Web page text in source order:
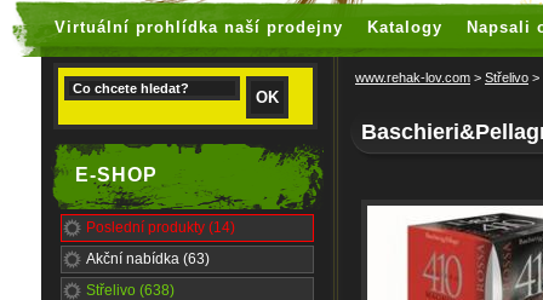
Virtuální prohlídka naší prodejny Katalogy Napsali
E-SHOP
Poslední produkty (14)
Akční nabídka (63)
Střelivo (638)
www.rehak-lov.com > Střelivo >